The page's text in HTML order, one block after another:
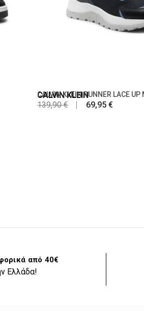
CALVIN KLEIN
CALVIN KLEIN RUNNER LACE UP
139,90 € 69,95 €
από 40€
Ελλάδα!